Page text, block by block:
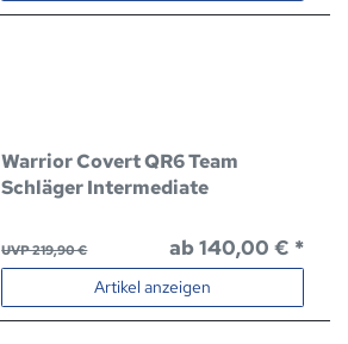
Warrior Covert QR6 Team
Schläger Intermediate
UVP 219,90 € ab 140,00 € *
Artikel anzeigen